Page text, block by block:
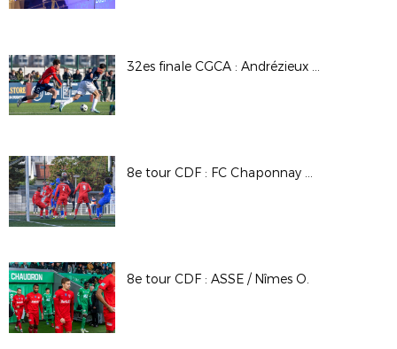
32es finale CGCA : Andrézieux Bouthéon FC / Montpellier HSC
8e tour CDF : FC Chaponnay Marennes / Le Puy F. 43 Auv.
8e tour CDF : ASSE / Nîmes O.